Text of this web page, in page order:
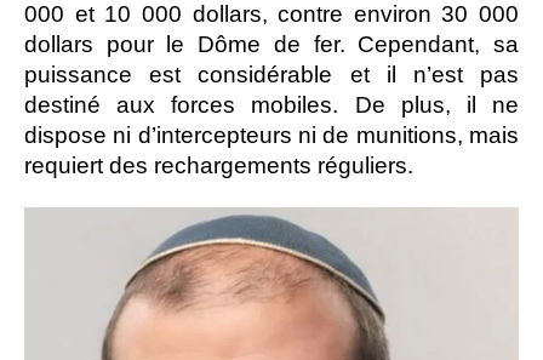
000 et 10 000 dollars, contre environ 30 000
dollars pour le Dôme de fer. Cependant, sa
puissance est considérable et il n’est pas
destiné aux forces mobiles. De plus, il ne
dispose ni d’intercepteurs ni de munitions, mais
requiert des rechargements réguliers.